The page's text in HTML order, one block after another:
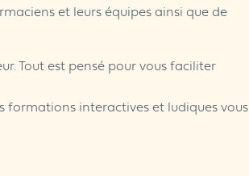
et leurs équipes ainsi que de
Tout est pensé pour vous faciliter
formations interactives et ludiques vous